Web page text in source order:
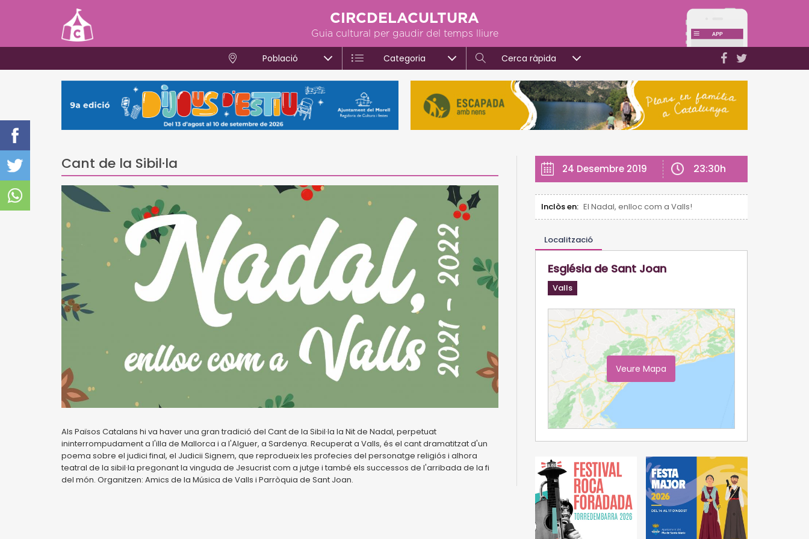
CIRCDELACULTURA
Guia cultural per gaudir del temps lliure
Població Categoria Cerca ràpida
Cant de la Sibil·la
Als Països Catalans hi va haver una gran tradició del Cant de la Sibil·la la Nit de Nadal, perpetuat
ininterrompudament a l'illa de Mallorca i a l'Alguer, a Sardenya. Recuperat a Valls, és el cant dramatitzat d'un
poema sobre el judici final, el Judicii Signem, que reprodueix les profecies del personatge religiós i alhora
teatral de la sibil·la pregonant la vinguda de Jesucrist com a jutge i també els successos de l'arribada de la fi
del món. Organitzen: Amics de la Música de Valls i Parròquia de Sant Joan.
24 Desembre 2019 23:30h
Inclòs en: El Nadal, enlloc com a Valls!
Localització
Església de Sant Joan
Valls
Veure Mapa